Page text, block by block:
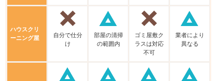
ハウスクリ
ーニング屋
⾃分で仕分
け
部屋の清掃
の範囲内
ゴミ屋敷ク
ラスは対応
不可
業者により
異なる